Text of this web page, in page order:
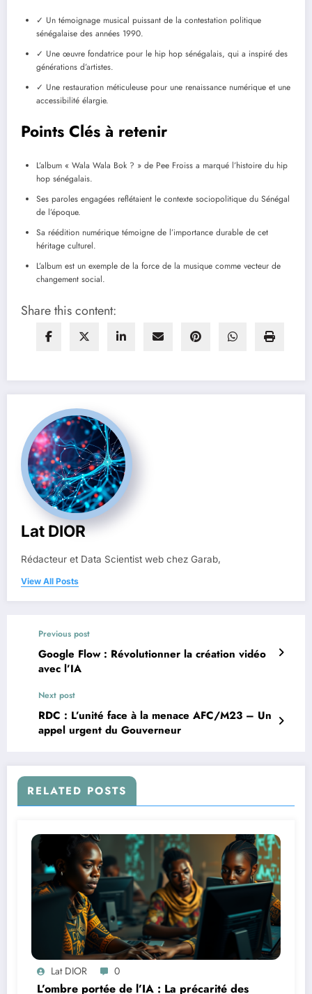
✓ Un témoignage musical puissant de la contestation politique
sénégalaise des années 1990.
✓ Une œuvre fondatrice pour le hip hop sénégalais, qui a inspiré des
générations d’artistes.
✓ Une restauration méticuleuse pour une renaissance numérique et une
accessibilité élargie.
Points Clés à retenir
L’album « Wala Wala Bok ? » de Pee Froiss a marqué l’histoire du hip
hop sénégalais.
Ses paroles engagées reflétaient le contexte sociopolitique du Sénégal
de l’époque.
Sa réédition numérique témoigne de l’importance durable de cet
héritage culturel.
L’album est un exemple de la force de la musique comme vecteur de
changement social.
Share this content:
Lat DIOR
Rédacteur et Data Scientist web chez Garab,
View All Posts
Previous post
Google Flow : Révolutionner la création vidéo
avec l’IA
Next post
RDC : L’unité face à la menace AFC/M23 – Un
appel urgent du Gouverneur
RELATED POSTS
Lat DIOR 0
L’ombre portée de l’IA : La précarité des